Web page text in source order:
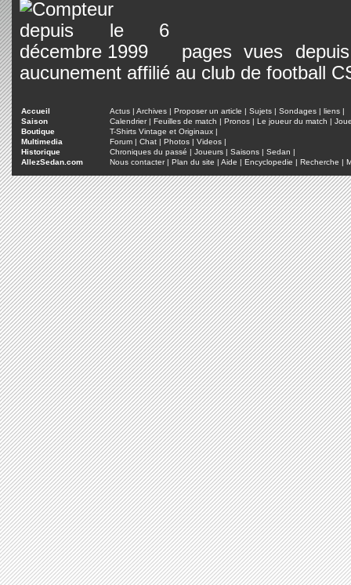
pages vues
aucunement affilié au club de football
Accueil Actus | Archives | Proposer un article | Sujets | Sondages | liens |
Saison
Calendrier| Feuilles de match | Pronos | Le joueur du match |
Boutique
T-Shirts Vintage et Originaux |
Multimedia
Forum | Chat | Photos | Videos |
Historique
Chroniques du passé | Joueurs | Saisons | Sedan |
AllezSedan.com
Nous contacter| Plan du site | Aide | Encyclopedie | Recherche |